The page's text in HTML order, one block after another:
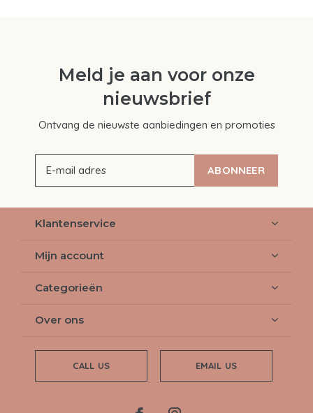
Meld je aan voor onze
nieuwsbrief
Ontvang de nieuwste aanbiedingen en promoties
ABONNEER
Klantenservice
Mijn account
Categorieën
Over ons
CALL US EMAIL US